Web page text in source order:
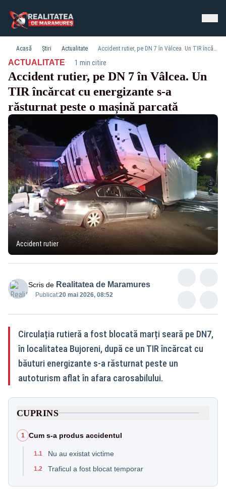
Acasă Știri Actualitate Accident rutier, pe DN 7 în Vâlcea. Un TIR încărcat cu energizante s-a răsturnat peste o mașină parcată
ACTUALITATE· 1 min citire
Accident rutier, pe DN 7 în Vâlcea. Un
TIR încărcat cu energizante s-a
răsturnat peste o mașină parcată
Accident rutier
Scris de Realitatea de Maramures
Publicat:20 mai 2026, 08:52
Circulația rutieră a fost blocată marți seară pe DN7,
în localitatea Bujoreni, după ce un TIR încărcat cu
băuturi energizante s-a răsturnat peste un
autoturism aflat în afara carosabilului.
CUPRINS
1 Cum s-a produs accidentul
1.1 Nu au existat victime
1.2 Traficul a fost blocat temporar